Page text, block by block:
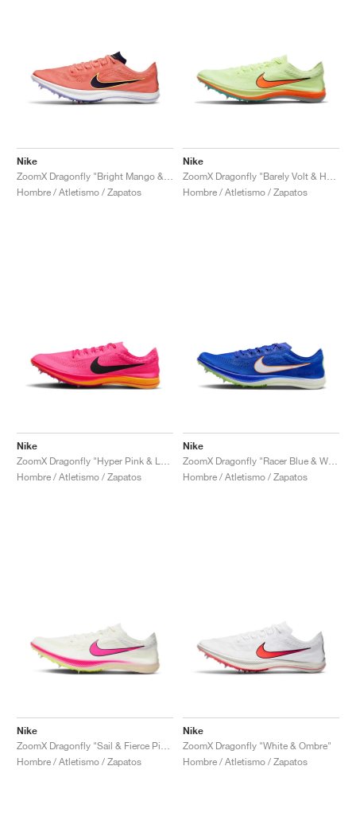
Nike
Hombre / Atletismo / Zapatos
Nike
Hombre / Atletismo / Zapatos
Nike
Hombre / Atletismo / Zapatos
Nike
Hombre / Atletismo / Zapatos
Nike
Hombre / Atletismo / Zapatos
Nike
ZoomX Dragonfly "White & Ombre"
Hombre / Atletismo / Zapatos